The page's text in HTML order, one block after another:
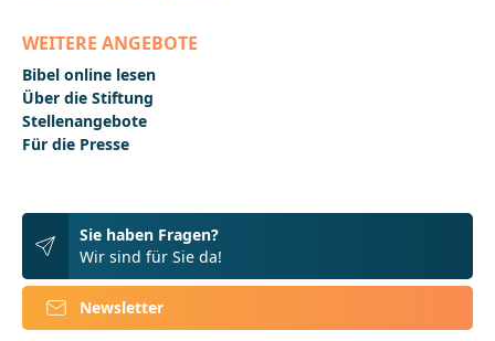
WEITERE ANGEBOTE
Bibel online lesen
Über die Stiftung
Stellenangebote
Für die Presse
Sie haben Fragen?
Wir sind für Sie da!
Newsletter